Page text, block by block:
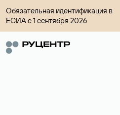
Обязательная идентификация в
ЕСИА с 1 сентября 2026